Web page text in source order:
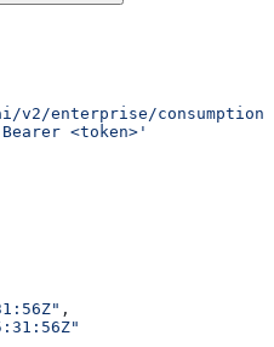
enterprise/
<token>'
,